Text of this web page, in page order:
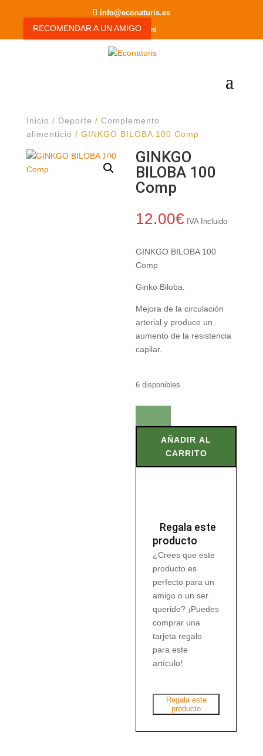
RECOMENDAR A UN AMIGO
info@econaturis.es
0 elementos
Inicio / Deporte / Complemento
alimenticio / GINKGO BILOBA 100 Comp
GINKGO
BILOBA 100
Comp
12.00€ IVA Incluido
GINKGO BILOBA 100
Comp
Ginko Biloba.
Mejora de la circulación
arterial y produce un
aumento de la resistencia
capilar.
6 disponibles
GINKGO
BILOBA
cantidad
AÑADIR AL
CARRITO
Regala este
producto
¿Crees que este
producto es
perfecto para un
amigo o un ser
querido? ¡Puedes
comprar una
tarjeta regalo
para este
artículo!
Regala este
producto